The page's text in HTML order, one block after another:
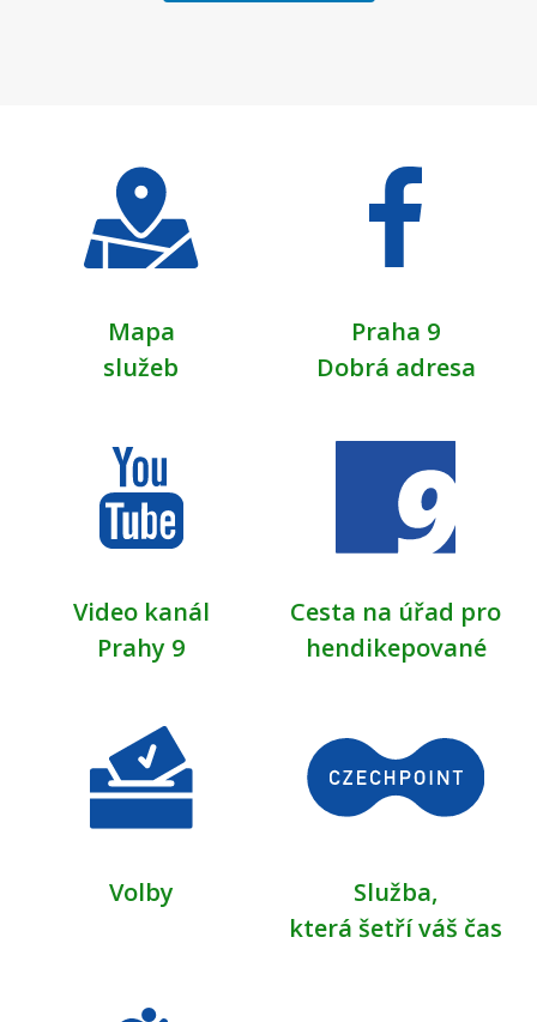
Mapa
služeb
Praha 9
Dobrá adresa
Video kanál
Prahy 9
Cesta na úřad pro
hendikepované
Volby
Služba,
která šetří váš čas